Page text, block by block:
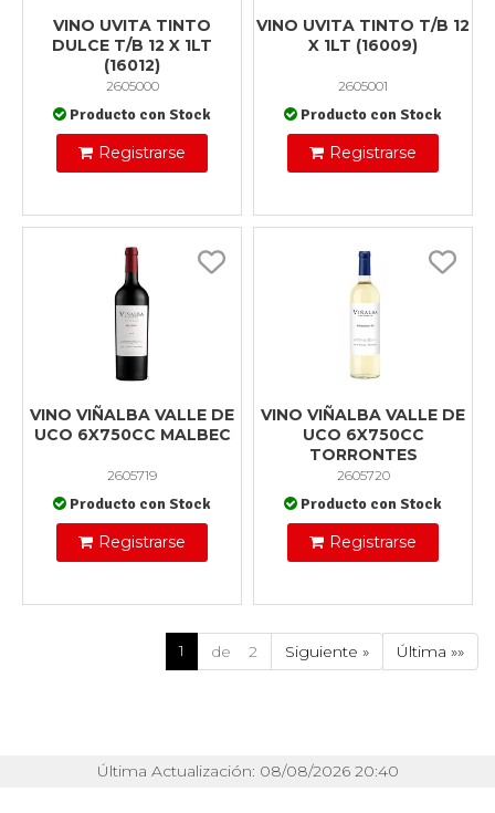
VINO UVITA TINTO
DULCE T/B 12 X 1LT
(16012)
2605000
Producto con Stock
Registrarse
VINO UVITA TINTO T/B 12
X 1LT (16009)
2605001
Producto con Stock
Registrarse
VINO VIÑALBA VALLE DE
UCO 6X750CC MALBEC
2605719
Producto con Stock
Registrarse
VINO VIÑALBA VALLE DE
UCO 6X750CC
TORRONTES
2605720
Producto con Stock
Registrarse
1 de 2 Siguiente » Última »»
Última Actualización: 08/08/2026 20:40